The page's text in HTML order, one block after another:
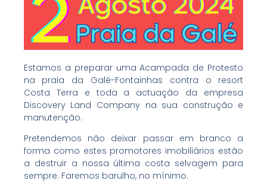
Estamos a preparar uma Acampada de Protesto
na praia da Galé-Fontainhas contra o resort
Costa Terra e toda a actuação da empresa
Discovery Land Company na sua construção e
manutenção.
Pretendemos não deixar passar em branco a
forma como estes promotores imobiliários estão
a destruir a nossa última costa selvagem para
sempre. Faremos barulho, no mínimo.